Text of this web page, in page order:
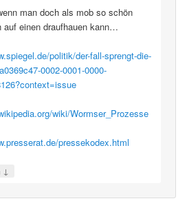
man doch als mob so schön
auf einen draufhauen kann…
politik/der-fall-sprengt-die-
0002-0001-0000-
wiki/Wormser_Prozesse
pressekodex.html
↓